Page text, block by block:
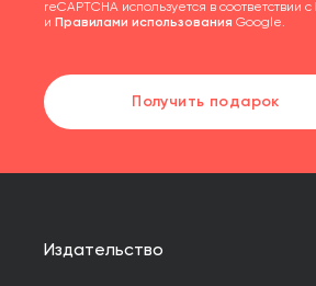
reCAPTCHA используется в соответствии с
и Правилами использования Google.
Получить подарок
Издательство